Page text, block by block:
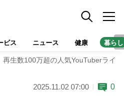
ビス ニュース 健康 暮らし
再生数100万超の人気YouTuberライ
2025.11.02 07:00 0